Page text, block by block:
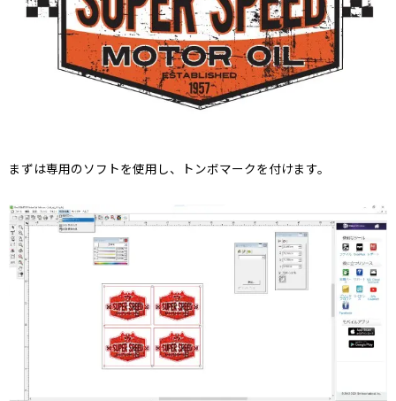
まずは専用のソフトを使用し、トンボマークを付けます。